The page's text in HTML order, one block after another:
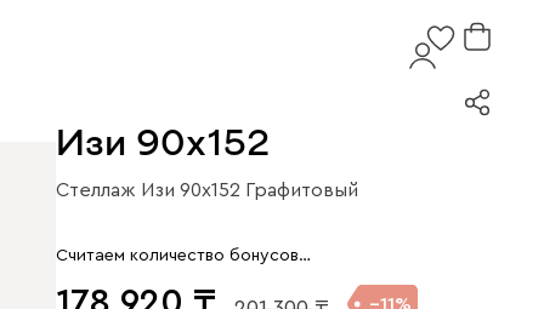
Изи 90x152
Стеллаж Изи 90x152 Графитовый
Считаем количество бонусов…
11